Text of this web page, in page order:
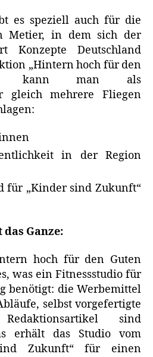
es speziell auch für die
Metier, in dem sich der
Konzepte Deutschland
„Hintern hoch für den
kann man als
gleich mehrere Fliegen
in der Region
für „Kinder sind Zukunft“
Ganze:
hoch für den Guten
was ein Fitnessstudio für
benötigt: die Werbemittel
selbst vorgefertigte
sind
erhält das Studio vom
Zukunft“ für einen